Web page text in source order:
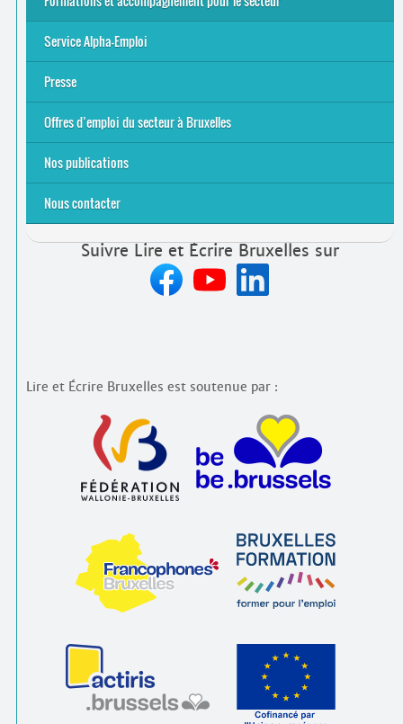
S’initier
Se former
Se rencontrer
Être accompagné·e
Service Alpha-Emploi
Équipe et contacts
Accompagnement individuel
Accompagnement collectif
Folder Service Alpha-Emploi
Presse
2021
2024
2025
Offres d’emploi du secteur à Bruxelles
Emplois rémunérés
Bénévolat
Candidature spontanée à Lire et Écrire Bruxelles
Nos publications
Nous contacter
Suivre Lire et Écrire Bruxelles sur
Lire et Écrire Bruxelles est soutenue par :